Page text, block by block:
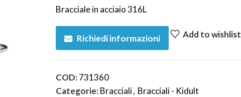
Bracciale in acciaio 316L
Richiedi informazioni Add to wishlist
COD:731360
Categorie:Bracciali, Bracciali - Kidult